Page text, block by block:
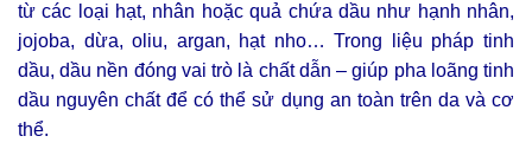
từ các loại hạt, nhân hoặc quả chứa dầu như hạnh nhân,
jojoba, dừa, oliu, argan, hạt nho… Trong liệu pháp tinh
dầu, dầu nền đóng vai trò là chất dẫn – giúp pha loãng tinh
dầu nguyên chất để có thể sử dụng an toàn trên da và cơ
thể.